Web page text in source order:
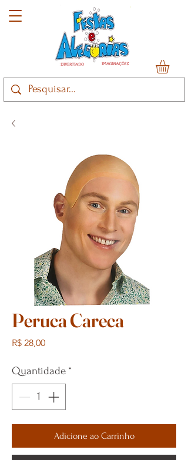
Peruca Careca
R$ 28,00Preço
Quantidade *
Adicione ao Carrinho